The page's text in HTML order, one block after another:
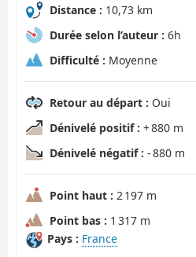
Distance : 10,73 km
Durée selon l’auteur : 6h
Difficulté : Moyenne
Retour au départ : Oui
Dénivelé positif : + 880 m
Dénivelé négatif : - 880 m
Point haut : 2 197 m
Point bas : 1 317 m
Pays : France